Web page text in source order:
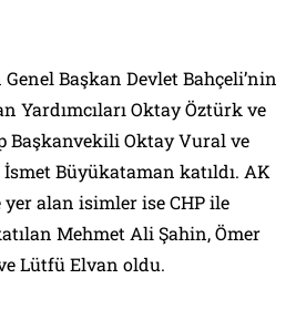
Genel Başkan Devlet Bahçeli’nin
Yardımcıları Oktay Öztürk ve
Başkanvekili Oktay Vural ve
Büyükataman katıldı. AK
yer alan isimler ise CHP ile
Mehmet Ali Şahin, Ömer
Lütfü Elvan oldu.